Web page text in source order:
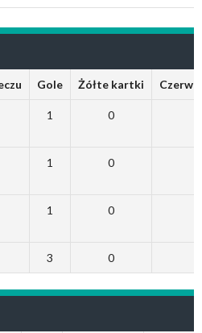
Gole Żółte kartki
1 0
1 0
1 0
3 0